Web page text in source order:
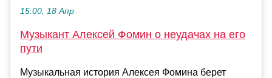
15:00, 18 Апр
Музыкант Алексей Фомин о неудачах на его
пути
Музыкальная история Алексея Фомина берет